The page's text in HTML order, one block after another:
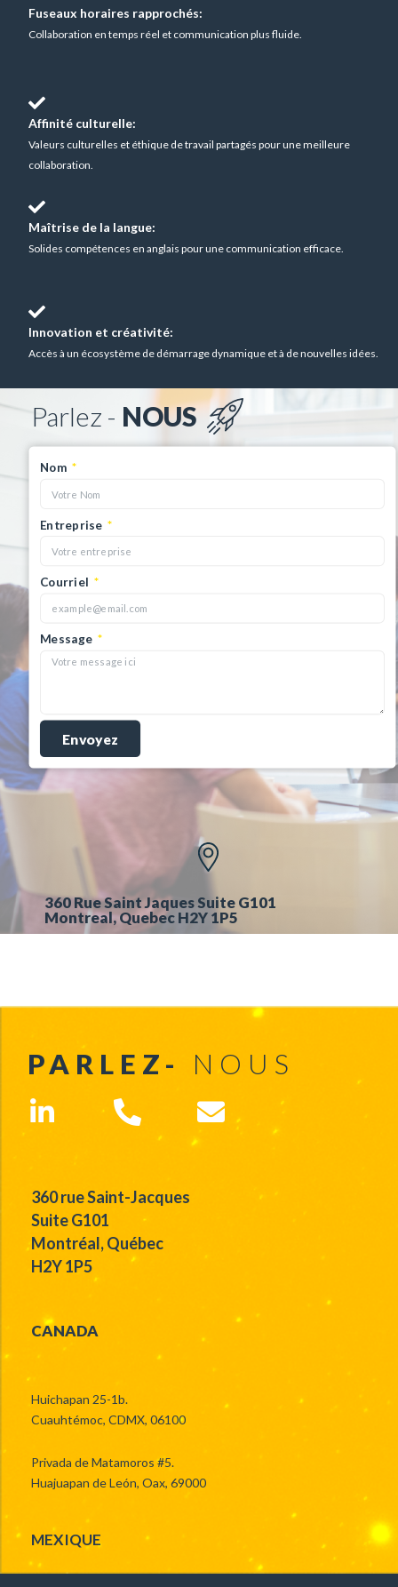
Fuseaux horaires rapprochés:
Collaboration en temps réel et communication plus fluide.
Affinité culturelle:
Valeurs culturelles et éthique de travail partagés pour une meilleure
collaboration.
Maîtrise de la langue:
Solides compétences en anglais pour une communication efficace.
Innovation et créativité:
Accès à un écosystème de démarrage dynamique et à de nouvelles idées.
Parlez - NOUS
Nom
Entreprise
Courriel
Message
Envoyez
360 Rue Saint Jaques Suite G101
Montreal, Quebec H2Y 1P5
PARLEZ- NOUS
360 rue Saint-Jacques
Suite G101
Montréal, Québec
H2Y 1P5
CANADA
Huichapan 25-1b.
Cuauhtémoc, CDMX, 06100
Privada de Matamoros #5.
Huajuapan de León, Oax, 69000
MEXIQUE